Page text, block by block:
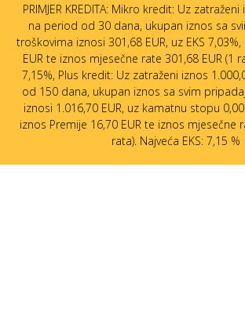
PRIMJER KREDITA: Mikro kredit: Uz
na period od 30 dana, ukupan iznos sa
troškovima iznosi 301,68 EUR, uz EKS
EUR te iznos mjesečne rate 301,68 EUR (1
7,15%, Plus kredit: Uz zatraženi iznos
od 150 dana, ukupan iznos sa svim
iznosi 1.016,70 EUR, uz kamatnu stopu
iznos Premije 16,70 EUR te iznos mjesečne
rata). Najveća EKS: 7,15 %